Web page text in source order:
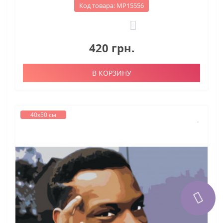
Код товара: МР15556
420 грн.
В КОРЗИНУ
40х50 см